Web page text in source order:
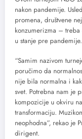
nakon pandemije.
promena, društvene
konzumerizma –
u stanje pre pandemije.
“Samim nazivom
poručimo da
nije bila normalna i
svet. Potrebna nam je
kompozicije u okviru
transformaciju.
neophodna”, rekao je
dirigent.